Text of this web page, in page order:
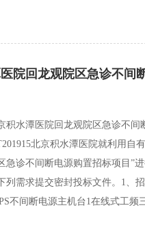
务效率内控目标。3、内部控制
到具体的业务管理中。具体是：
制、审批、执行、决算与评价等
制、预算执行、资产管理、人事
提高预算编制的科学性；建立预
控制。建立健全收入内部管理制
支出内部管理制度等。（3）政
院回龙观院区急诊不间
积水潭医院回龙观院区急诊不间
北京积水潭医院就利用自
急诊不间断电源购置招标项目”
列需求提交密封投标文件。1、
不间断电源主机台1在线式工频